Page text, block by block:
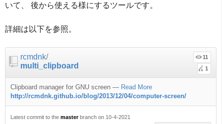
いて、 後から使える様にするツールです。
詳細は以下を参照。
rcmdnk/
multi_clipboard
11
1
Clipboard manager for GNU screen — Read More
http://rcmdnk.github.io/blog/2013/12/04/computer-screen/
Latest commit to the masterbranch on 10-4-2021